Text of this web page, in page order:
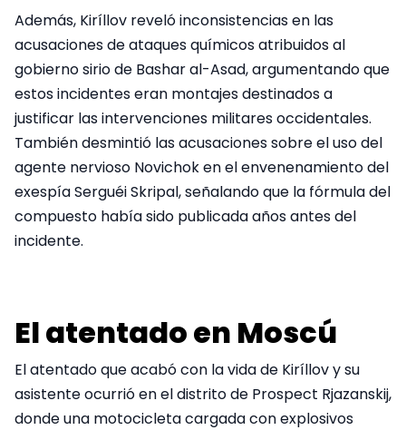
Además, Kiríllov reveló inconsistencias en las
acusaciones de ataques químicos atribuidos al
gobierno sirio de Bashar al-Asad, argumentando que
estos incidentes eran montajes destinados a
justificar las intervenciones militares occidentales.
También desmintió las acusaciones sobre el uso del
agente nervioso Novichok en el envenenamiento del
exespía Serguéi Skripal, señalando que la fórmula del
compuesto había sido publicada años antes del
incidente.
El atentado en Moscú
El atentado que acabó con la vida de Kiríllov y su
asistente ocurrió en el distrito de Prospect Rjazanskij,
donde una motocicleta cargada con explosivos